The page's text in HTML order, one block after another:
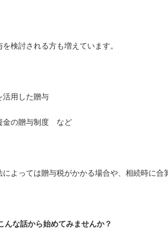
検討される方も増えています。
活用した贈与
金の贈与制度 など
よっては贈与税がかかる場合や、 相続時に合
な話から始めてみませんか？